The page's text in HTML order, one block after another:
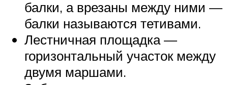
балки, а врезаны между ними —
балки называются тетивами.
Лестничная площадка —
горизонтальный участок между
двумя маршами.